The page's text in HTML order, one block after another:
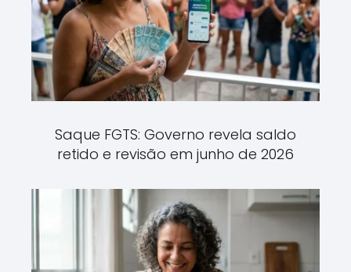
Saque FGTS: Governo revela saldo
retido e revisão em junho de 2026